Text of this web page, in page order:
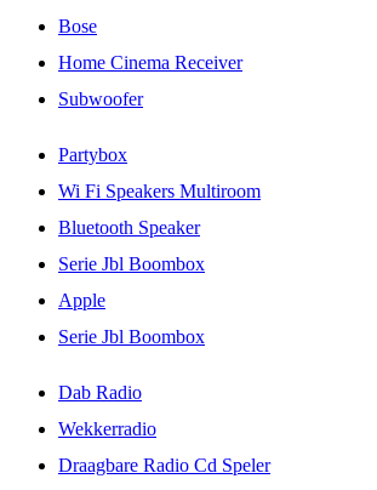
Bose
Home Cinema Receiver
Subwoofer
Partybox
Wi Fi Speakers Multiroom
Bluetooth Speaker
Serie Jbl Boombox
Apple
Serie Jbl Boombox
Dab Radio
Wekkerradio
Draagbare Radio Cd Speler